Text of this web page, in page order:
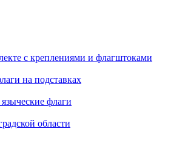
с креплениями и флагштоками
на подставках
флаги
области